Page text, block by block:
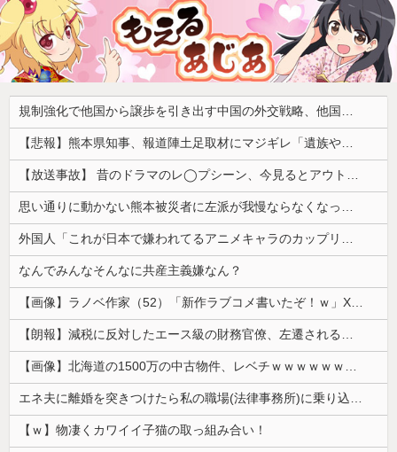
規制強化で他国から譲歩を引き出す中国の外交戦略、他国がサプライチェーン変更で対抗した結果……
【悲報】熊本県知事、報道陣土足取材にマジギレ「遺族や被災者から強い不満でてる！」 → 記者「例えば？」 → 知事、怒り通り越して呆れてしまう ………
【放送事故】 昔のドラマのレ◯プシーン、今見るとアウトすぎる・・・
思い通りに動かない熊本被災者に左派が我慢ならなくなった模様、避難所で苦しむ被災者に対して……
外国人「これが日本で嫌われてるアニメキャラのカップリングらしい…」
なんでみんなそんなに共産主義嫌なん？
【画像】ラノベ作家（52）「新作ラブコメ書いたぞ！ｗ」X民「いい歳こいてラブコメ（笑）恥ずかしくないの？」←やめたれｗと話題に
【朗報】減税に反対したエース級の財務官僚、左遷されるｗｗｗｗｗｗ
【画像】北海道の1500万の中古物件、レベチｗｗｗｗｗｗｗｗｗｗｗｗｗｗｗｗｗｗｗｗ
エネ夫に離婚を突きつけたら私の職場(法律事務所)に乗り込んできた 堂々と「離婚の法律相談です。母の薦めでこちらに参りました」と言っているが、...
【ｗ】物凄くカワイイ子猫の取っ組み合い！